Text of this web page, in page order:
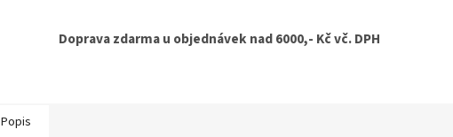
Doprava zdarma u objednávek nad 6000,- Kč vč. DPH
Popis